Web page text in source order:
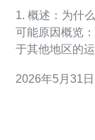
1. 概述：为什么
可能原因概览
于其他地区的
运营商做了
2026年5月31日